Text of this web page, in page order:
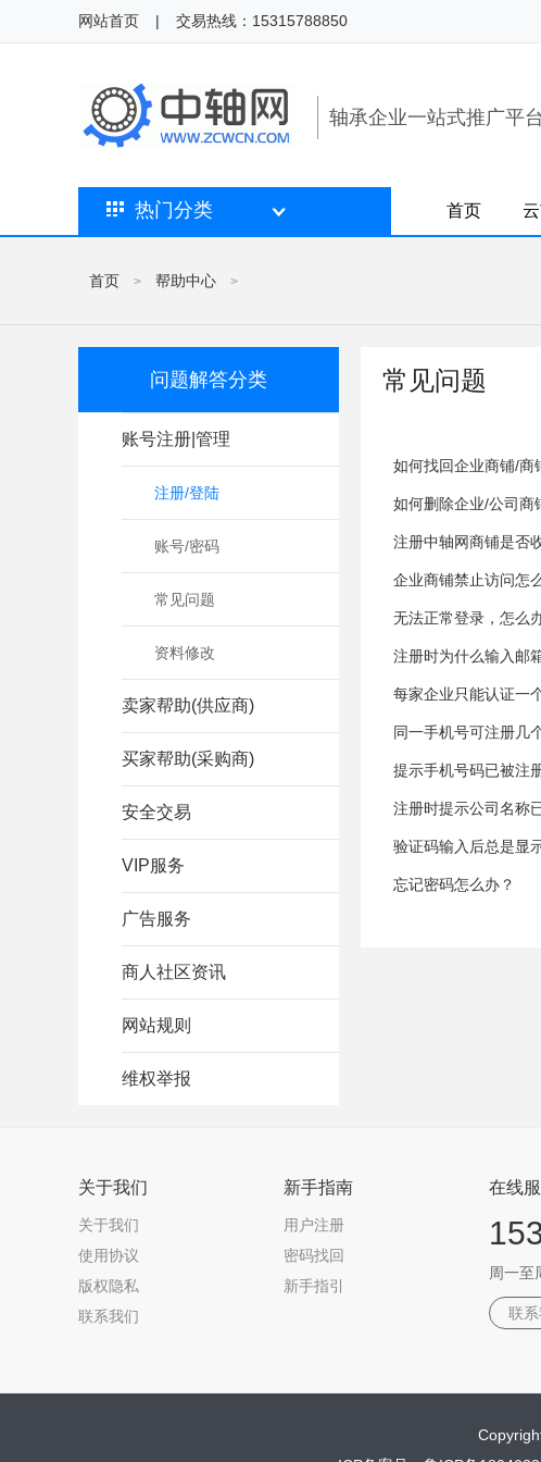
网站首页 | 交易热线：15315788850
轴承企业一站式推广平台
热门分类 首页
首页 > 帮助中心 >
问题解答分类
账号注册|管理
注册/登陆
账号/密码
常见问题
资料修改
卖家帮助(供应商)
买家帮助(采购商)
安全交易
VIP服务
广告服务
商人社区资讯
网站规则
维权举报
常见问题
如何找回企业商铺/商
如何删除企业/公司商
注册中轴网商铺是否
企业商铺禁止访问怎
无法正常登录，怎么
注册时为什么输入邮
每家企业只能认证一
同一手机号可注册几
提示手机号码已被注
注册时提示公司名称
验证码输入后总是显
忘记密码怎么办？
关于我们
关于我们
使用协议
版权隐私
联系我们
新手指南
用户注册
密码找回
新手指引
在线
周一
联